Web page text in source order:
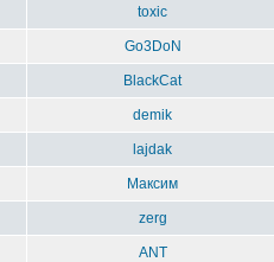
toxic
Go3DoN
BlackCat
demik
lajdak
Максим
zerg
ANT